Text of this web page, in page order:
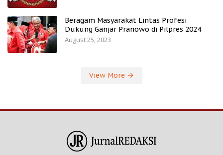
Beragam Masyarakat Lintas Profesi
Dukung Ganjar Pranowo di Pilpres 2024
August 25, 2023
View More